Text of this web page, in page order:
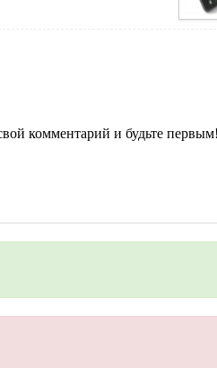
комментарий и будьте первым!